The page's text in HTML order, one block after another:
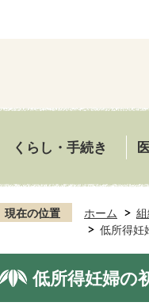
くらし・手続き
現在の位置 ホーム
低所得妊
低所得妊婦の